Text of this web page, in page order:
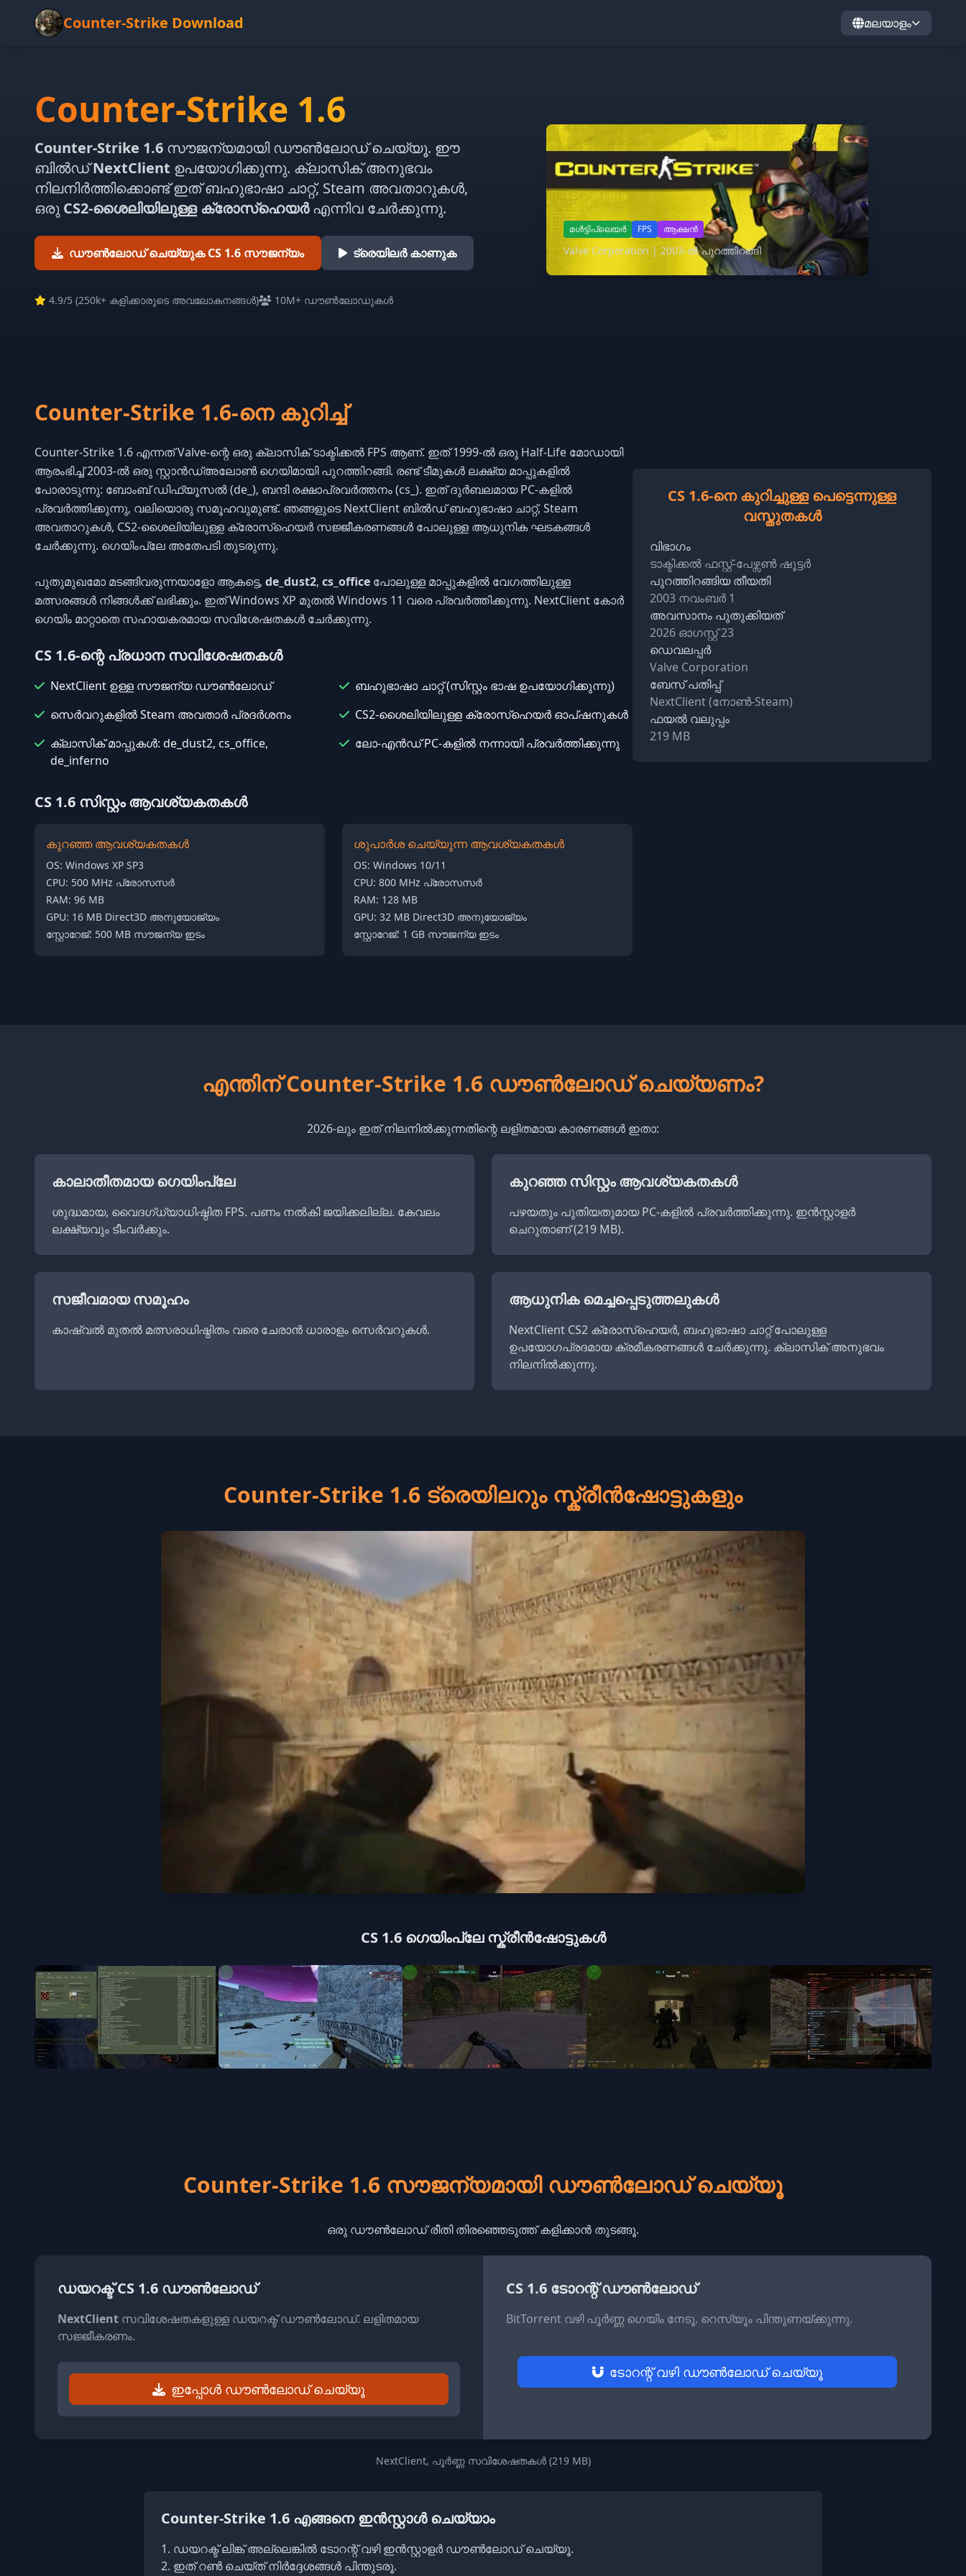
Counter-Strike Download മലയാളം
Counter-Strike 1.6
Counter-Strike 1.6 സൗജന്യമായി ഡൗൺലോഡ് ചെയ്യൂ. ഈ
ബിൽഡ്NextClient ഉപയോഗിക്കുന്നു. ക്ലാസിക് അനുഭവം
നിലനിർത്തിക്കൊണ്ട് ഇത് ബഹുഭാഷാ ചാറ്റ്, Steam അവതാറുകൾ,
ഒരു CS2-ശൈലിയിലുള്ള ക്രോസ്ഹെയർഎന്നിവ ചേർക്കുന്നു.
ഡൗൺലോഡ് ചെയ്യുക CS 1.6 സൗജന്യം ട്രെയിലർ കാണുക
4.9/5 (250k+ കളിക്കാരുടെ അവലോകനങ്ങൾ) 10M+ ഡൗൺലോഡുകൾ
മൾട്ടിപ്ലെയർ FPS ആക്ഷൻ
Valve Corporation | 2003-ൽ പുറത്തിറങ്ങി
Counter-Strike 1.6-നെ കുറിച്ച്
Counter-Strike 1.6 എന്നത് Valve-ന്റെ ഒരു ക്ലാസിക് ടാക്ടിക്കൽ FPS ആണ്. ഇത് 1999-ൽ ഒരു Half-Life മോഡായി
ആരംഭിച്ച് 2003-ൽ ഒരു സ്റ്റാൻഡ്അലോൺ ഗെയിമായി പുറത്തിറങ്ങി. രണ്ട് ടീമുകൾ ലക്ഷ്യ മാപ്പുകളിൽ
പോരാടുന്നു: ബോംബ് ഡിഫ്യൂസൽ (de_), ബന്ദി രക്ഷാപ്രവർത്തനം (cs_). ഇത് ദുർബലമായ PC-കളിൽ
പ്രവർത്തിക്കുന്നു, വലിയൊരു സമൂഹവുമുണ്ട്. ഞങ്ങളുടെ NextClient ബിൽഡ് ബഹുഭാഷാ ചാറ്റ്, Steam
അവതാറുകൾ, CS2-ശൈലിയിലുള്ള ക്രോസ്ഹെയർ സജ്ജീകരണങ്ങൾ പോലുള്ള ആധുനിക ഘടകങ്ങൾ
ചേർക്കുന്നു. ഗെയിംപ്ലേ അതേപടി തുടരുന്നു.
പുതുമുഖമോ മടങ്ങിവരുന്നയാളോ ആകട്ടെ, de_dust2, cs_office പോലുള്ള മാപ്പുകളിൽ വേഗത്തിലുള്ള
മത്സരങ്ങൾ നിങ്ങൾക്ക് ലഭിക്കും. ഇത് Windows XP മുതൽ Windows 11 വരെ പ്രവർത്തിക്കുന്നു. NextClient കോർ
ഗെയിം മാറ്റാതെ സഹായകരമായ സവിശേഷതകൾ ചേർക്കുന്നു.
CS 1.6-ന്റെ പ്രധാന സവിശേഷതകൾ
NextClient ഉള്ള സൗജന്യ ഡൗൺലോഡ്
ബഹുഭാഷാ ചാറ്റ് (സിസ്റ്റം ഭാഷ ഉപയോഗിക്കുന്നു)
സെർവറുകളിൽ Steam അവതാർ പ്രദർശനം
CS2-ശൈലിയിലുള്ള ക്രോസ്ഹെയർ ഓപ്ഷനുകൾ
ക്ലാസിക് മാപ്പുകൾ: de_dust2, cs_office,
de_inferno
ലോ-എൻഡ് PC-കളിൽ നന്നായി പ്രവർത്തിക്കുന്നു
CS 1.6 സിസ്റ്റം ആവശ്യകതകൾ
കുറഞ്ഞ ആവശ്യകതകൾ
OS: Windows XP SP3
CPU: 500 MHz പ്രോസസർ
RAM: 96 MB
GPU: 16 MB Direct3D അനുയോജ്യം
സ്റ്റോറേജ്: 500 MB സൗജന്യ ഇടം
ശുപാർശ ചെയ്യുന്ന ആവശ്യകതകൾ
OS: Windows 10/11
CPU: 800 MHz പ്രോസസർ
RAM: 128 MB
GPU: 32 MB Direct3D അനുയോജ്യം
സ്റ്റോറേജ്: 1 GB സൗജന്യ ഇടം
CS 1.6-നെ കുറിച്ചുള്ള പെട്ടെന്നുള്ള
വസ്തുതകൾ
വിഭാഗം
ടാക്ടിക്കൽ ഫസ്റ്റ്-പേഴ്സൺ ഷൂട്ടർ
പുറത്തിറങ്ങിയ തീയതി
2003 നവംബർ 1
അവസാനം പുതുക്കിയത്
2026 ഓഗസ്റ്റ് 23
ഡെവലപ്പർ
Valve Corporation
ബേസ് പതിപ്പ്
NextClient (നോൺ-Steam)
ഫയൽ വലുപ്പം
219 MB
എന്തിന് Counter-Strike 1.6 ഡൗൺലോഡ് ചെയ്യണം?
2026-ലും ഇത് നിലനിൽക്കുന്നതിന്റെ ലളിതമായ കാരണങ്ങൾ ഇതാ:
കാലാതീതമായ ഗെയിംപ്ലേ
ശുദ്ധമായ, വൈദഗ്ധ്യാധിഷ്ഠിത FPS. പണം നൽകി ജയിക്കലില്ല. കേവലം
ലക്ഷ്യവും ടീംവർക്കും.
കുറഞ്ഞ സിസ്റ്റം ആവശ്യകതകൾ
പഴയതും പുതിയതുമായ PC-കളിൽ പ്രവർത്തിക്കുന്നു. ഇൻസ്റ്റാളർ
ചെറുതാണ് (219 MB).
സജീവമായ സമൂഹം
കാഷ്വൽ മുതൽ മത്സരാധിഷ്ഠിതം വരെ ചേരാൻ ധാരാളം സെർവറുകൾ.
ആധുനിക മെച്ചപ്പെടുത്തലുകൾ
NextClient CS2 ക്രോസ്ഹെയർ, ബഹുഭാഷാ ചാറ്റ് പോലുള്ള
ഉപയോഗപ്രദമായ ക്രമീകരണങ്ങൾ ചേർക്കുന്നു. ക്ലാസിക് അനുഭവം
നിലനിൽക്കുന്നു.
Counter-Strike 1.6 ട്രെയിലറും സ്ക്രീൻഷോട്ടുകളും
CS 1.6 ഗെയിംപ്ലേ സ്ക്രീൻഷോട്ടുകൾ
Counter-Strike 1.6 സൗജന്യമായി ഡൗൺലോഡ് ചെയ്യൂ
ഒരു ഡൗൺലോഡ് രീതി തിരഞ്ഞെടുത്ത് കളിക്കാൻ തുടങ്ങൂ.
ഡയറക്ട് CS 1.6 ഡൗൺലോഡ്
NextClient സവിശേഷതകളുള്ള ഡയറക്ട് ഡൗൺലോഡ്. ലളിതമായ
സജ്ജീകരണം.
ഇപ്പോൾ ഡൗൺലോഡ് ചെയ്യൂ
CS 1.6 ടോറന്റ് ഡൗൺലോഡ്
BitTorrent വഴി പൂർണ്ണ ഗെയിം നേടൂ. റെസ്യൂം പിന്തുണയ്ക്കുന്നു.
ടോറന്റ് വഴി ഡൗൺലോഡ് ചെയ്യൂ
NextClient, പൂർണ്ണ സവിശേഷതകൾ (219 MB)
Counter-Strike 1.6 എങ്ങനെ ഇൻസ്റ്റാൾ ചെയ്യാം
ഡയറക്ട് ലിങ്ക് അല്ലെങ്കിൽ ടോറന്റ് വഴി ഇൻസ്റ്റാളർ ഡൗൺലോഡ് ചെയ്യൂ.
ഇത് റൺ ചെയ്ത് നിർദ്ദേശങ്ങൾ പിന്തുടരൂ.